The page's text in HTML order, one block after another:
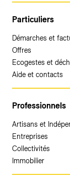
Particuliers
Démarches et
Offres
Ecogestes et
Aide et contacts
Professionnels
Artisans et
Entreprises
Collectivités
Immobilier